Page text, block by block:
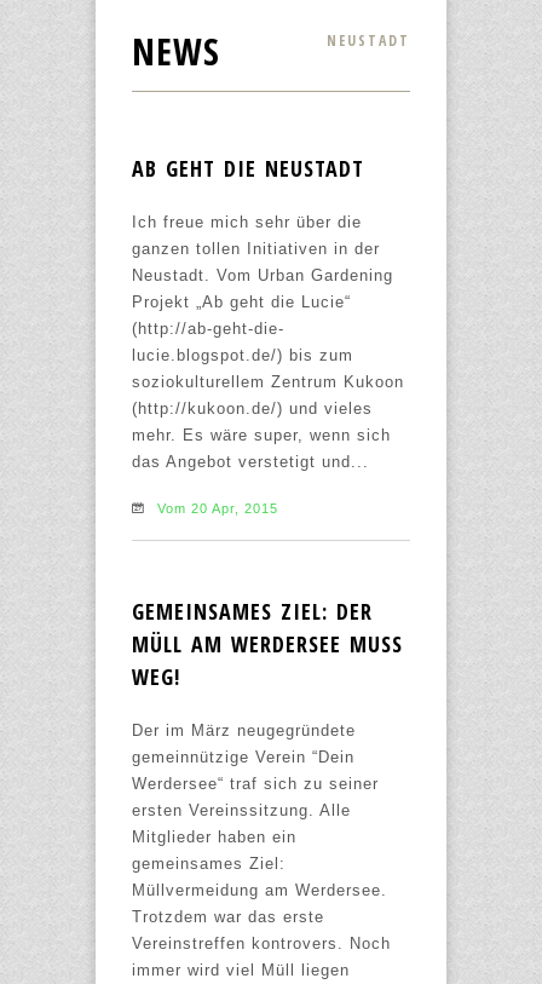
NEWS NEUSTADT
AB GEHT DIE NEUSTADT
Ich freue mich sehr über die
ganzen tollen Initiativen in der
Neustadt. Vom Urban Gardening
Projekt „Ab geht die Lucie“
(http://ab-geht-die-
lucie.blogspot.de/) bis zum
soziokulturellem Zentrum Kukoon
(http://kukoon.de/) und vieles
mehr. Es wäre super, wenn sich
das Angebot verstetigt und...
Vom 20 Apr, 2015
GEMEINSAMES ZIEL: DER
MÜLL AM WERDERSEE MUSS
WEG!
Der im März neugegründete
gemeinnützige Verein “Dein
Werdersee“ traf sich zu seiner
ersten Vereinssitzung. Alle
Mitglieder haben ein
gemeinsames Ziel:
Müllvermeidung am Werdersee.
Trotzdem war das erste
Vereinstreffen kontrovers. Noch
immer wird viel Müll liegen